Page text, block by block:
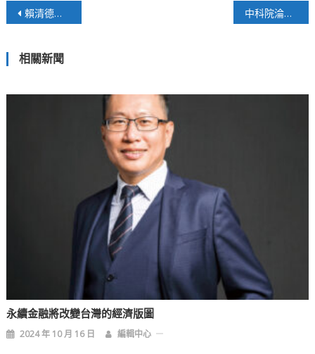
文
導
覽
賴清德台獨論述越苗越黑 中科院淪為陸製零件溫床，鄭正鈐批國防部怠忽職守
相關新聞
永續金融將改變台灣的經濟版圖
2024 年 10 月 16 日 編輯中心